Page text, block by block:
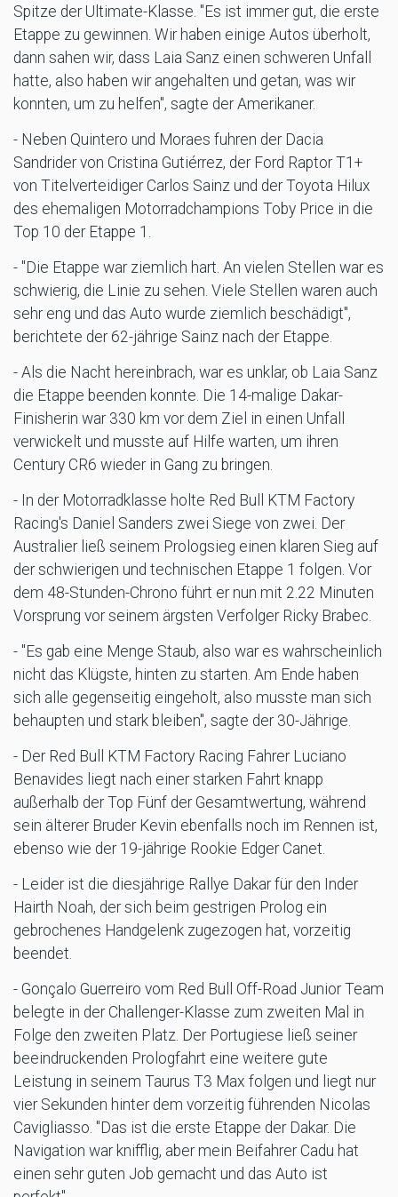
Spitze der Ultimate-Klasse. "Es ist immer gut, die erste
Etappe zu gewinnen. Wir haben einige Autos überholt,
dann sahen wir, dass Laia Sanz einen schweren Unfall
hatte, also haben wir angehalten und getan, was wir
konnten, um zu helfen", sagte der Amerikaner.
- Neben Quintero und Moraes fuhren der Dacia
Sandrider von Cristina Gutiérrez, der Ford Raptor T1+
von Titelverteidiger Carlos Sainz und der Toyota Hilux
des ehemaligen Motorradchampions Toby Price in die
Top 10 der Etappe 1.
- "Die Etappe war ziemlich hart. An vielen Stellen war es
schwierig, die Linie zu sehen. Viele Stellen waren auch
sehr eng und das Auto wurde ziemlich beschädigt",
berichtete der 62-jährige Sainz nach der Etappe.
- Als die Nacht hereinbrach, war es unklar, ob Laia Sanz
die Etappe beenden konnte. Die 14-malige Dakar-
Finisherin war 330 km vor dem Ziel in einen Unfall
verwickelt und musste auf Hilfe warten, um ihren
Century CR6 wieder in Gang zu bringen.
- In der Motorradklasse holte Red Bull KTM Factory
Racing's Daniel Sanders zwei Siege von zwei. Der
Australier ließ seinem Prologsieg einen klaren Sieg auf
der schwierigen und technischen Etappe 1 folgen. Vor
dem 48-Stunden-Chrono führt er nun mit 2.22 Minuten
Vorsprung vor seinem ärgsten Verfolger Ricky Brabec.
- "Es gab eine Menge Staub, also war es wahrscheinlich
nicht das Klügste, hinten zu starten. Am Ende haben
sich alle gegenseitig eingeholt, also musste man sich
behaupten und stark bleiben", sagte der 30-Jährige.
- Der Red Bull KTM Factory Racing Fahrer Luciano
Benavides liegt nach einer starken Fahrt knapp
außerhalb der Top Fünf der Gesamtwertung, während
sein älterer Bruder Kevin ebenfalls noch im Rennen ist,
ebenso wie der 19-jährige Rookie Edger Canet.
- Leider ist die diesjährige Rallye Dakar für den Inder
Hairth Noah, der sich beim gestrigen Prolog ein
gebrochenes Handgelenk zugezogen hat, vorzeitig
beendet.
- Gonçalo Guerreiro vom Red Bull Off-Road Junior Team
belegte in der Challenger-Klasse zum zweiten Mal in
Folge den zweiten Platz. Der Portugiese ließ seiner
beeindruckenden Prologfahrt eine weitere gute
Leistung in seinem Taurus T3 Max folgen und liegt nur
vier Sekunden hinter dem vorzeitig führenden Nicolas
Cavigliasso. "Das ist die erste Etappe der Dakar. Die
Navigation war knifflig, aber mein Beifahrer Cadu hat
einen sehr guten Job gemacht und das Auto ist